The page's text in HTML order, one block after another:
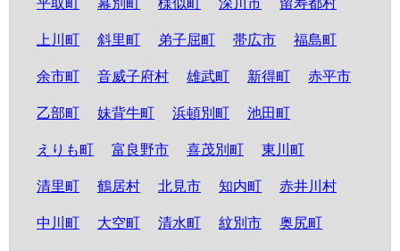
平取町 幕別町 様似町 深川市 留寿都村
上川町 斜里町 弟子屈町 帯広市 福島町
余市町 音威子府村 雄武町 新得町 赤平市
乙部町 妹背牛町 浜頓別町 池田町
えりも町 富良野市 喜茂別町 東川町
清里町 鶴居村 北見市 知内町 赤井川村
中川町 大空町 清水町 紋別市 奥尻町